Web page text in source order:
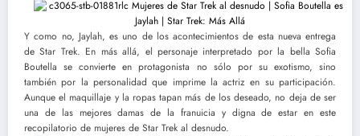
Y como no, Jaylah, es uno de los acontecimientos de esta nueva entrega
de Star Trek. En más allá, el personaje interpretado por la bella Sofia
Boutella se convierte en protagonista no sólo por su exotismo, sino
también por la personalidad que imprime la actriz en su participación.
Aunque el maquillaje y la ropas tapan más de los deseado, no deja de ser
una de las mejores damas de la franuicia y digna de estar en este
recopilatorio de mujeres de Star Trek al desnudo.